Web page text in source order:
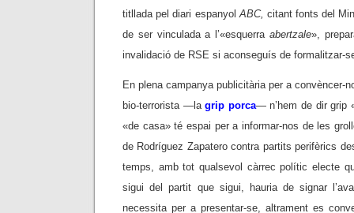
titllada pel diari espanyolABC, citant fonts del
de ser vinculada a l’«esquerra abertzale»,
invalidació de RSE si aconseguís de formalitzar-
En plena campanya publicitària per a convèncer-
bio-terrorista —lagrip porca— n’hem de dir grip
«de casa» té espai per a informar-nos de les
de Rodríguez Zapatero contra partits perifèrics
temps, amb tot qualsevol càrrec polític electe
sigui del partit que sigui, hauria de signar
necessita per a presentar-se, altrament es